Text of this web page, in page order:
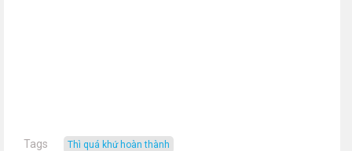
Tags thì quá khứ hoàn thành